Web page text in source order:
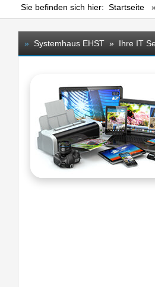
Sie befinden sich hier: Startseite
» Systemhaus EHST » Ihre IT